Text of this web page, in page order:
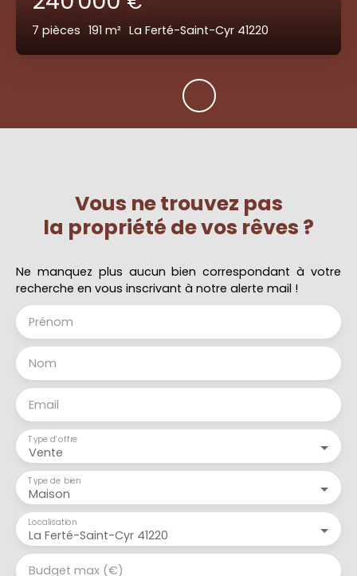
7 pièces 191 m² La Ferté-Saint-Cyr 41220
Vous ne trouvez pas
la propriété de vos rêves ?
Ne manquez plus aucun bien correspondant à votre
recherche en vous inscrivant à notre alerte mail !
Prénom
Nom
Email
Vente
Type d'offre
Maison
Type de bien
La Ferté-Saint-Cyr 41220
Localisation
Budget max (€)